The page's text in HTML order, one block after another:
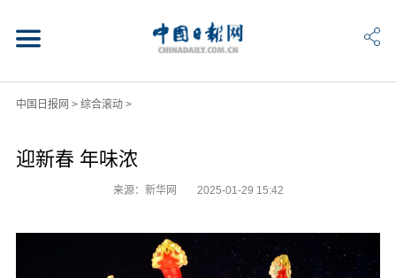
中国日报网 > 综合滚动>
迎新春 年味浓
来源：新华网 2025-01-29 15:42